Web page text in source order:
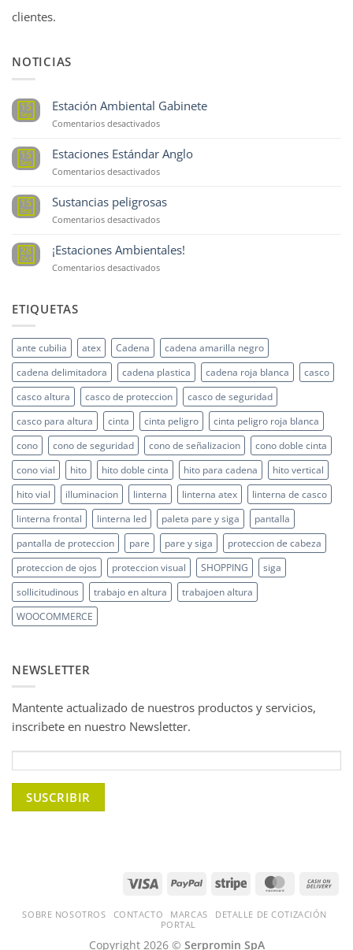
clientes.
NOTICIAS
15
Sep
Estación Ambiental Gabinete
Comentarios desactivadosen
Ambiental
Gabinete
15
Sep
Estaciones Estándar Anglo
Comentarios desactivadosen
Anglo
15
Sep
Sustancias peligrosas
Comentarios desactivadosen
peligrosas
28
Oct
¡Estaciones Ambientales!
Comentarios desactivadosen
ETIQUETAS
ante cubilia atex Cadena
cadena amarilla negro
cadena delimitadora
cadena plastica cadena roja blanca
casco
casco altura
casco de proteccion
casco de seguridad
casco para altura
cinta cinta peligro
cinta peligro roja blanca
cono
cono de seguridad cono de señalizacion
cono doble cinta
cono vial
hito hito doble cinta hito para cadena
hito vertical
hito vial
illuminacion linterna linterna atex
linterna de casco
linterna frontal
linterna led paleta pare y siga
pantalla
pantalla de proteccion
pare pare y siga
proteccion de cabeza
proteccion de ojos
proteccion visual SHOPPING
siga
sollicitudinous
trabajo en altura
trabajoen altura
WOOCOMMERCE
NEWSLETTER
Mantente actualizado de nuestros productos y servicios,
inscribete en nuestro Newsletter.
Visa PayPal Stripe MasterCard
SOBRE NOSOTROS CONTACTO MARCAS
DETALLE DE COTIZACIÓN
PORTAL
Copyright 2026 © Serpromin SpA